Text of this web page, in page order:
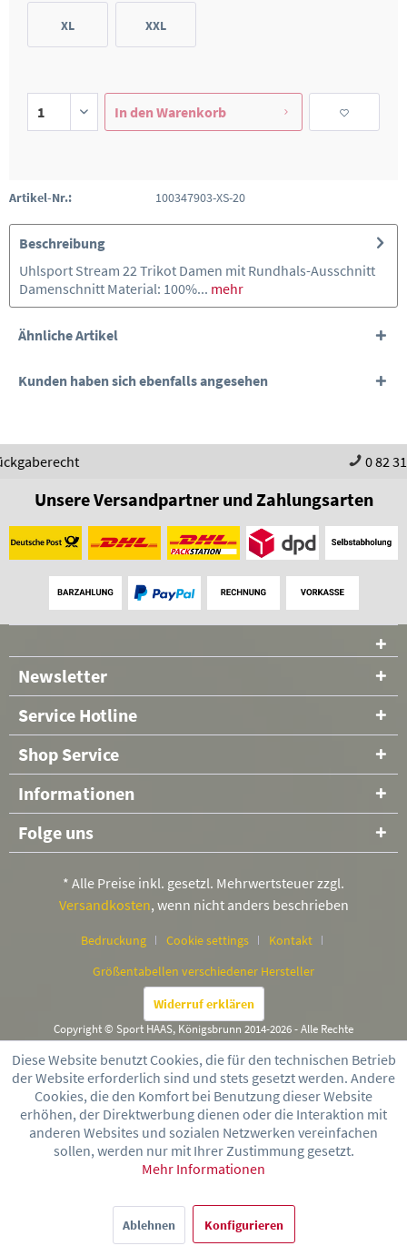
XL XXL
In den Warenkorb
Artikel-Nr.: 100347903-XS-20
Beschreibung
Uhlsport Stream 22 Trikot Damen mit Rundhals-Ausschnitt
Damenschnitt Material: 100%... mehr
Ähnliche Artikel
Kunden haben sich ebenfalls angesehen
Unsere Versandpartner und Zahlungsarten
Newsletter
Service Hotline
Shop Service
Informationen
Folge uns
* Alle Preise inkl. gesetzl. Mehrwertsteuer zzgl.
Versandkosten, wenn nicht anders beschrieben
Bedruckung Cookie settings
Kontakt
Größentabellen verschiedener Hersteller
Widerruf erklären
Copyright © Sport HAAS, Königsbrunn 2014-2026 - Alle Rechte
vorbehalten
Diese Website benutzt Cookies, die für den technischen Betrieb
der Website erforderlich sind und stets gesetzt werden. Andere
Cookies, die den Komfort bei Benutzung dieser Website
erhöhen, der Direktwerbung dienen oder die Interaktion mit
anderen Websites und sozialen Netzwerken vereinfachen
sollen, werden nur mit Ihrer Zustimmung gesetzt.
Mehr Informationen
Ablehnen Konfigurieren